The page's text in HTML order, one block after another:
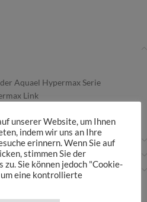
Aquael Hypermax Serie
Link
unserer Website, um Ihnen
indem wir uns an Ihre
erinnern. Wenn Sie auf
stimmen Sie der
zu. Sie können jedoch "Cookie-
um eine kontrollierte